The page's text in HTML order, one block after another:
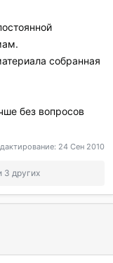
собранная
без вопросов
24 Сен 2010
3 других